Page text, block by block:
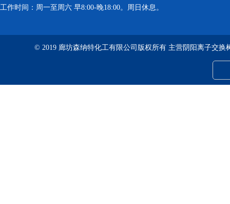
工作时间：周一至周六 早8:00-晚18:00。周日休息。
© 2019 廊坊森纳特化工有限公司版权所有 主营阴阳离子交换